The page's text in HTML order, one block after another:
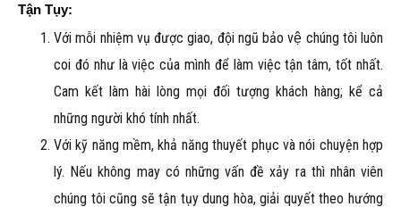
Tận Tụy:
Với mỗi nhiệm vụ được giao, đội ngũ bảo vệ chúng tôi luôn
coi đó như là việc của mình để làm việc tận tâm, tốt nhất.
Cam kết làm hài lòng mọi đối tượng khách hàng; kể cả
những người khó tính nhất.
Với kỹ năng mềm, khả năng thuyết phục và nói chuyện hợp
lý. Nếu không may có những vấn đề xảy ra thì nhân viên
chúng tôi cũng sẽ tận tụy dung hòa, giải quyết theo hướng